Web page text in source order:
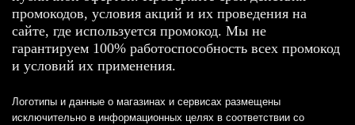
промокодов, условия акций и их проведения на
сайте, где используется промокод. Мы не
гарантируем 100% работоспособность всех промокод
и условий их применения.
Логотипы и данные о магазинах и сервисах размещены
исключительно в информационных целях в соответствии со